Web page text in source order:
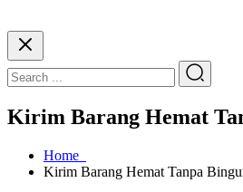
Kirim Barang Hemat
Home
Kirim Barang Hemat Tanpa